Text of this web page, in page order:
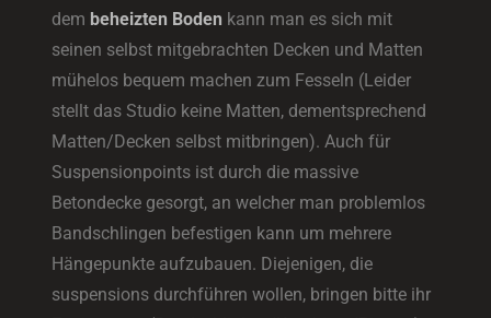
dem beheizten Boden kann man es sich mit
seinen selbst mitgebrachten Decken und Matten
mühelos bequem machen zum Fesseln (Leider
stellt das Studio keine Matten, dementsprechend
Matten/Decken selbst mitbringen). Auch für
Suspensionpoints ist durch die massive
Betondecke gesorgt, an welcher man problemlos
Bandschlingen befestigen kann um mehrere
Hängepunkte aufzubauen. Diejenigen, die
suspensions durchführen wollen, bringen bitte ihr